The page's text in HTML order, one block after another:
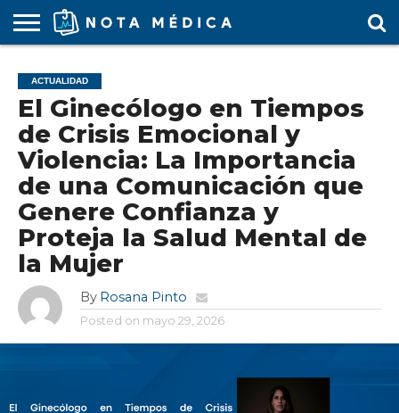
MÉDICA
ARS
ARTÍCULO
ACTUALIDAD
COLEGIO
MÉDICO
COVID-
19
EDUCACIÓN
MÉDICA
ESTUDIANTES
FARMACÉUTICAS
GUBERNAMENTAL
HOSPITALES
Y CLÍNICAS
MARKETING
MÉDICO
RESIDENTES
SALUD
LABORAL
SOCIEDADES
MÉDICAS
TURISMO
MÉDICO
VÍDEOS
ACTUALIDAD
El Ginecólogo en Tiempos
de Crisis Emocional y
Violencia: La Importancia
de una Comunicación que
Genere Confianza y
Proteja la Salud Mental de
la Mujer
By Rosana Pinto
Posted on mayo 29, 2026